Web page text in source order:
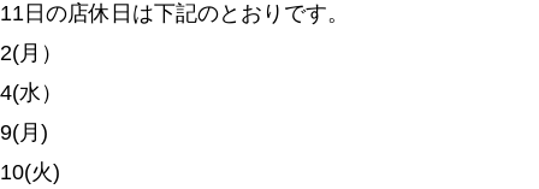
11日の店休日は下記のとおりです。
2(月）
4(水）
9(月)
10(火)